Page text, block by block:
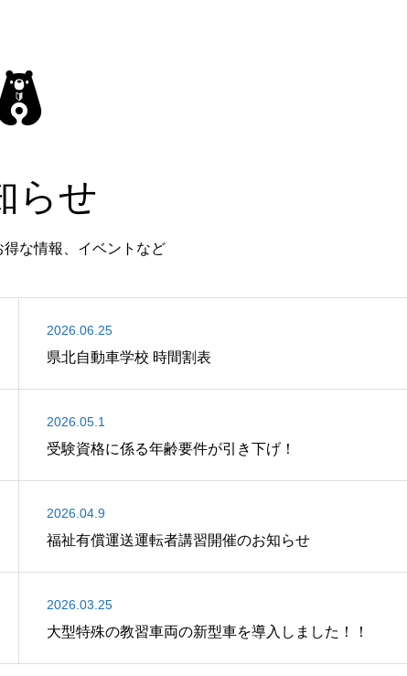
らせ
な情報、イベントなど
2026.06.25
県北自動車学校 時間割表
2026.05.1
受験資格に係る年齢要件が引き下げ！
2026.04.9
福祉有償運送運転者講習開催のお知らせ
2026.03.25
大型特殊の教習車両の新型車を導入しました！！